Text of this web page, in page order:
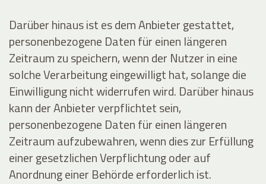
Darüber hinaus ist es dem Anbieter gestattet,
personenbezogene Daten für einen längeren
Zeitraum zu speichern, wenn der Nutzer in eine
solche Verarbeitung eingewilligt hat, solange die
Einwilligung nicht widerrufen wird. Darüber hinaus
kann der Anbieter verpflichtet sein,
personenbezogene Daten für einen längeren
Zeitraum aufzubewahren, wenn dies zur Erfüllung
einer gesetzlichen Verpflichtung oder auf
Anordnung einer Behörde erforderlich ist.